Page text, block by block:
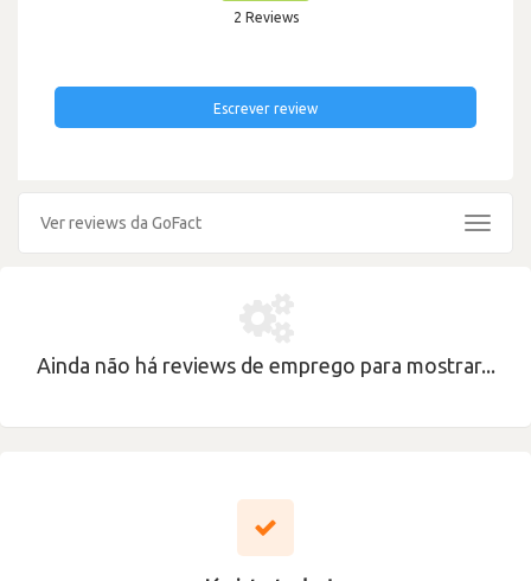
2 Reviews
Escrever review
Ver reviews da GoFact
Toggle
Ainda não há reviews de emprego para mostrar...